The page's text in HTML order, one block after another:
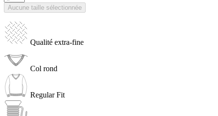
Aucune taille sélectionnée
Qualité extra-fine
Col rond
Regular Fit